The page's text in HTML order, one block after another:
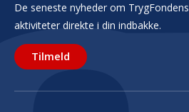
De seneste nyheder om
aktiviteter direkte i din indbakke.
Tilmeld